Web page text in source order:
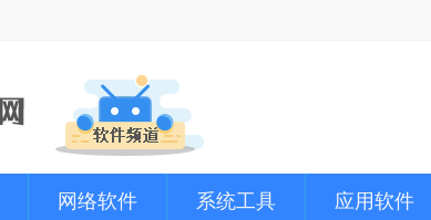
网络软件 系统工具 应用软件